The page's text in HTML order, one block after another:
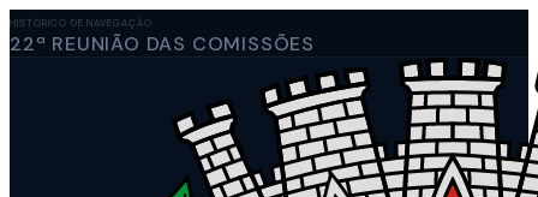
HISTÓRICO DE NAVEGAÇÃO
22ª REUNIÃO DAS COMISSÕES